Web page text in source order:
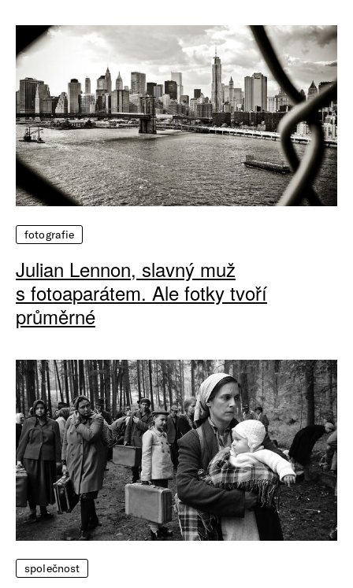
fotografie
Julian Lennon, slavný muž
s fotoaparátem. Ale fotky tvoří
průměrné
společnost